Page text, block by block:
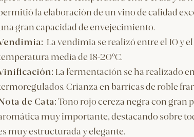
la elaboración de un vino de calidad
gran capacidad de envejecimiento.
La vendimia se realizó entre el 10 y
media de 18-20ºC.
La fermentación se ha realizado
Crianza en barricas de roble
de Cata: Tono rojo cereza negra con gran
muy importante, destacando sobre
muy estructurada y elegante.